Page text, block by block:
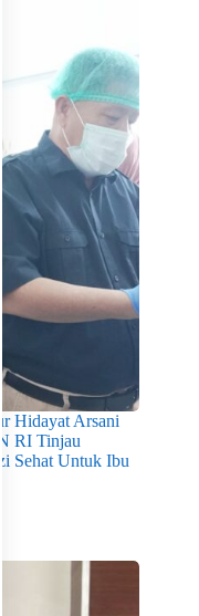
Hidayat Arsani
RI Tinjau
Sehat Untuk Ibu